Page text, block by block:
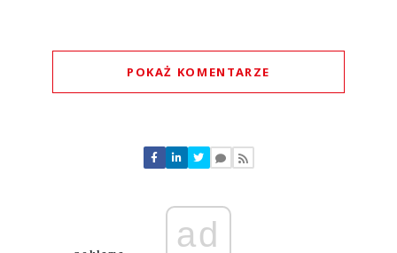
POKAŻ KOMENTARZE
Nie znaleziono komentarzy
Zostaw swoje komentarze
Anuluj
ad